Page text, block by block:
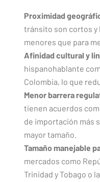
Proximidad
tránsito son cortos
menores que para
Afinidad cultural y
hispanohablante
Colombia, lo que
Menor barrera
tienen acuerdos
de importación más
mayor tamaño.
Tamaño manejable
mercados como
Trinidad y Tobago o